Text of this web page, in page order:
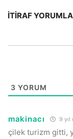
İTIRAF
3 YORUM
makinacı 9 yıl
çilek turizm gitti,